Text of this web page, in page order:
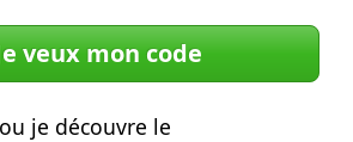
veux mon code
ou je découvre le